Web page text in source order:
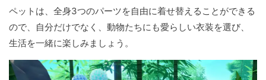
ペットは、全身3つのパーツを自由に着せ替えることができる
ので、自分だけでなく、動物たちにも愛らしい衣装を選び、
生活を一緒に楽しみましょう。